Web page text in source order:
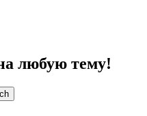
любую тему!